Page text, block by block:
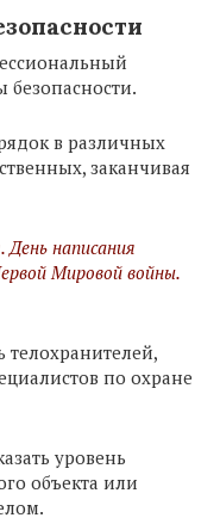
безопасности.
в различных
заканчивая
написания
Мировой войны.
телохранителей,
по охране
уровень
объекта или